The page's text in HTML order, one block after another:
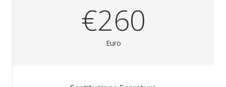
€260
Euro